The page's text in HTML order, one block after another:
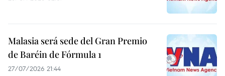
Malasia será sede del Gran Premio
de Baréin de Fórmula 1
27/07/2026 21:44